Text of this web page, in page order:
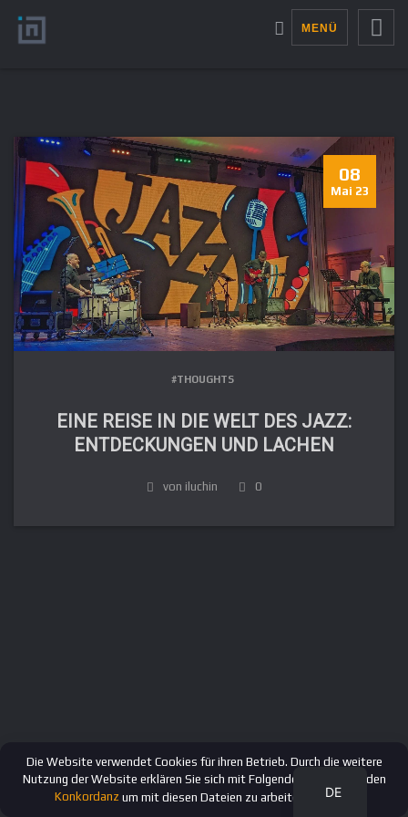
MENÜ
08
Mai 23
#THOUGHTS
EINE REISE IN DIE WELT DES JAZZ:
ENTDECKUNGEN UND LACHEN
von iluchin 0
DE
RU
Die Website verwendet Cookies für ihren Betrieb. Durch die weitere
Nutzung der Website erklären Sie sich mit Folgendem einverstanden
Konkordanz um mit diesen Dateien zu arbeiten. OK